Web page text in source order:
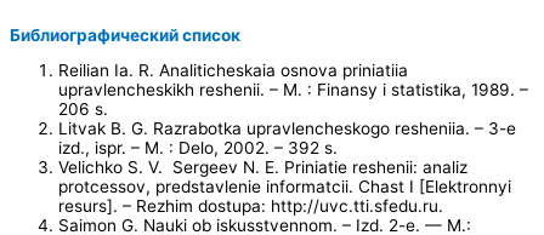
Библиографический список
Reilian Ia. R. Analiticheskaia osnova priniatiia
upravlencheskikh reshenii. – M. : Finansy i statistika, 1989. –
206 s.
Litvak B. G. Razrabotka upravlencheskogo resheniia. – 3-e
izd., ispr. – M. : Delo, 2002. – 392 s.
Velichko S. V. Sergeev N. E. Priniatie reshenii: analiz
protcessov, predstavlenie informatcii. Chast I [Elektronnyi
resurs]. – Rezhim dostupa: http://uvc.tti.sfedu.ru.
Saimon G. Nauki ob iskusstvennom. – Izd. 2-e. — M.: